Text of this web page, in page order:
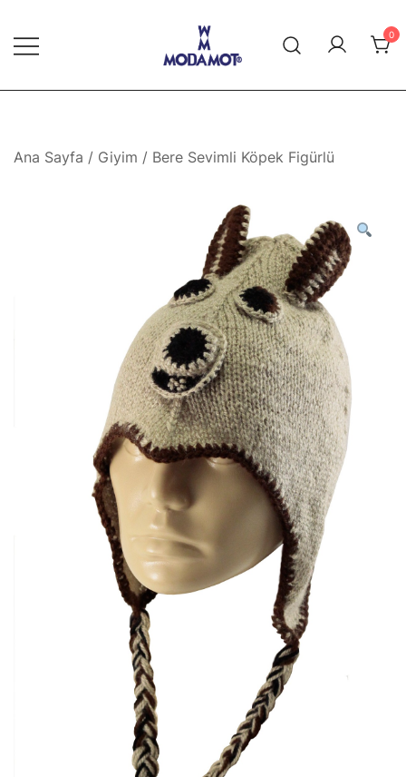
content
Modamot E-Ticaret
0
Ana Sayfa / Giyim / Bere Sevimli Köpek Figürlü